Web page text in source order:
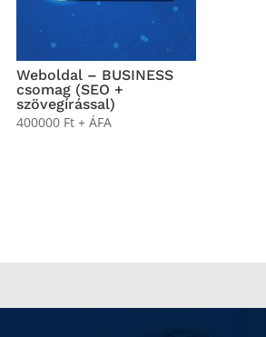
Weboldal – BUSINESS
csomag (SEO +
szövegírással)
400000 Ft + ÁFA